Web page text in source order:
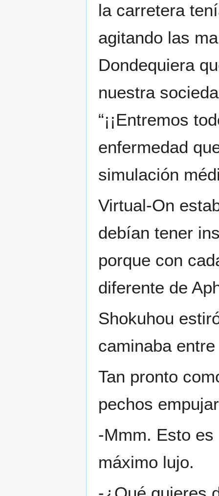
la carretera
agitando las
Dondequiera
nuestra
“¡¡Entremos
enfermedad
simulación
Virtual-On
debían tener
porque con
diferente de
Shokuhou
caminaba
Tan pronto
pechos
-Mmm. Esto
máximo lujo.